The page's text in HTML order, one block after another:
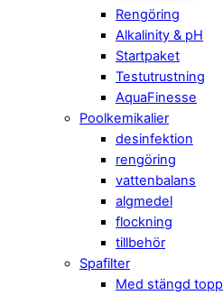
Rengöring
Alkalinity & pH
Startpaket
Testutrustning
AquaFinesse
Poolkemikalier
desinfektion
rengöring
vattenbalans
algmedel
flockning
tillbehör
Spafilter
Med stängd topp